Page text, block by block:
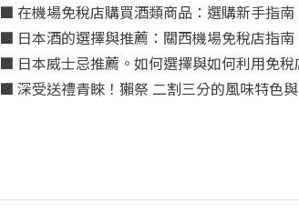
■ 在機場免稅店購買酒類商品：選購新手指南
■ 日本酒的選擇與推薦：關西機場免稅店指南
■ 日本威士忌推薦。如何選擇與如何利用免稅
■ 深受送禮青睞！獺祭 二割三分的風味特色